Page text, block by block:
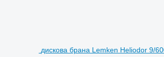
дискова брана Lemken Heliodor 9/